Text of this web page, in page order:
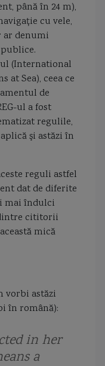
canoniera Lepri Remus
caraca de la Balinesti
cazaci
coca navei
navei contratorpilor
corveta Karakurt
Crimeea
până în 24 m),
cu vele,
ar denumi
ul (International
at Sea), ceea ce
de
ul a fost
regulile,
şi astăzi în
reguli astfel
dat de diferite
mai îndulci
cititorii
mică
vorbi astăzi
în română):
in her
a